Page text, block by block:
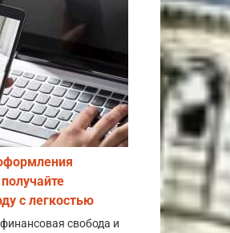
с легкостью
свобода и